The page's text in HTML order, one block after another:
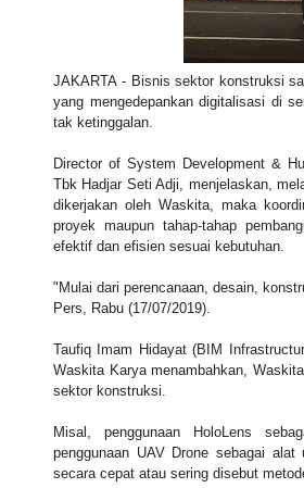
JAKARTA - Bisnis sektor konstruksi
yang mengedepankan digitalisasi di
tak ketinggalan.
Director of System Development &
Tbk Hadjar Seti Adji, menjelaskan,
dikerjakan oleh Waskita, maka
proyek maupun tahap-tahap
efektif dan efisien sesuai kebutuhan.
"Mulai dari perencanaan, desain,
Pers, Rabu (17/07/2019).
Taufiq Imam Hidayat (BIM
Waskita Karya menambahkan,
sektor konstruksi.
Misal, penggunaan HoloLens
penggunaan UAV Drone sebagai
secara cepat atau sering disebut